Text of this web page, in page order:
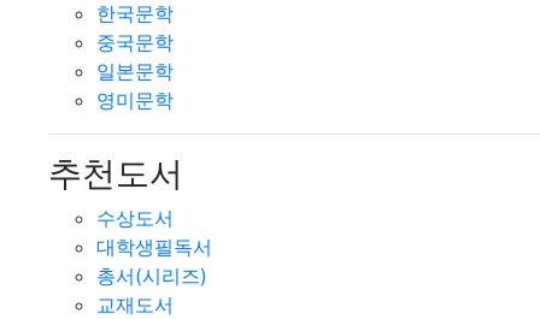
한국문학
중국문학
일본문학
영미문학
추천도서
수상도서
대학생필독서
총서(시리즈)
교재도서